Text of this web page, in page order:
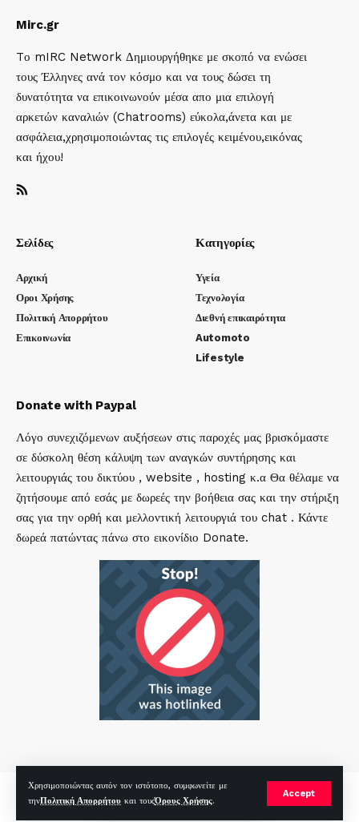
Χρησιμοποιώντας αυτόν τον ιστότοπο, συμφωνείτε με
τηνΠολιτική Απορρήτου και τουςΌρους Χρήσης.
Accept
Mirc.gr
Tο mIRC Network Δημιουργήθηκε με σκοπό να ενώσει
τους Έλληνες ανά τον κόσμο και να τους δώσει τη
δυνατότητα να επικοινωνούν μέσα απο μια επιλογή
αρκετών καναλιών (Chatrooms) εύκολα,άνετα και με
ασφάλεια,χρησιμοποιώντας τις επιλογές κειμένου,εικόνας
και ήχου!
Σελίδες
Αρχική
Οροι Χρήσης
Πολιτική Απορρήτου
Επικοινωνία
Κατηγορίες
Υγεία
Τεχνολογία
Διεθνή επικαιρότητα
Automoto
Lifestyle
Donate with Paypal
Λόγο συνεχιζόμενων αυξήσεων στις παροχές μας βρισκόμαστε
σε δύσκολη θέση κάλυψη των αναγκών συντήρησης και
λειτουργιάς του δικτύου , website , hosting κ.α Θα θέλαμε να
ζητήσουμε από εσάς με δωρεές την βοήθεια σας και την στήριξη
σας για την ορθή και μελλοντική λειτουργιά του chat . Κάντε
δωρεά πατώντας πάνω στο εικονίδιο Donate.
mirc.gr 2023 Copyright %year%, All Rights Reserved |bySp
Hosted byRealHosting